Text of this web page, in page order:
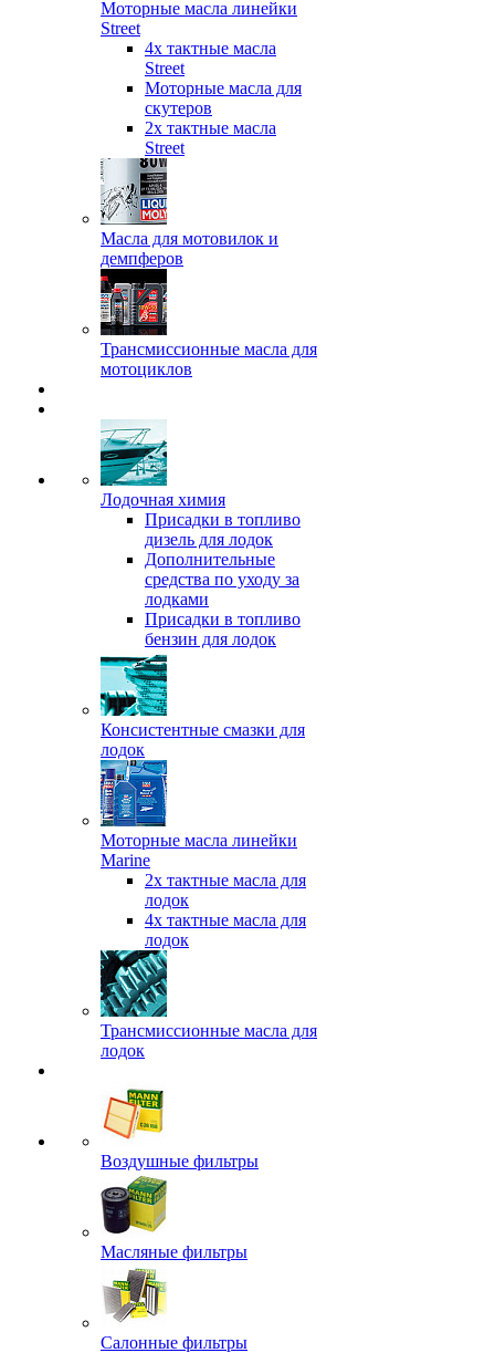
Моторные масла линейки
Street
4х тактные масла
Street
Моторные масла для
скутеров
2х тактные масла
Street
Масла для мотовилок и
демпферов
Трансмиссионные масла для
мотоциклов
Лодочная химия
Присадки в топливо
дизель для лодок
Дополнительные
средства по уходу за
лодками
Присадки в топливо
бензин для лодок
Консистентные смазки для
лодок
Моторные масла линейки
Marine
2х тактные масла для
лодок
4х тактные масла для
лодок
Трансмиссионные масла для
лодок
Воздушные фильтры
Масляные фильтры
Салонные фильтры